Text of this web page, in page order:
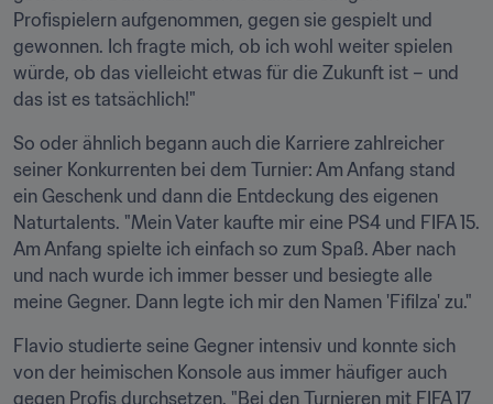
Profispielern aufgenommen, gegen sie gespielt und
gewonnen. Ich fragte mich, ob ich wohl weiter spielen
würde, ob das vielleicht etwas für die Zukunft ist – und
das ist es tatsächlich!"
So oder ähnlich begann auch die Karriere zahlreicher
seiner Konkurrenten bei dem Turnier: Am Anfang stand
ein Geschenk und dann die Entdeckung des eigenen
Naturtalents. "Mein Vater kaufte mir eine PS4 und FIFA 15.
Am Anfang spielte ich einfach so zum Spaß. Aber nach
und nach wurde ich immer besser und besiegte alle
meine Gegner. Dann legte ich mir den Namen 'Fifilza' zu."
Flavio studierte seine Gegner intensiv und konnte sich
von der heimischen Konsole aus immer häufiger auch
gegen Profis durchsetzen. "Bei den Turnieren mit FIFA 17